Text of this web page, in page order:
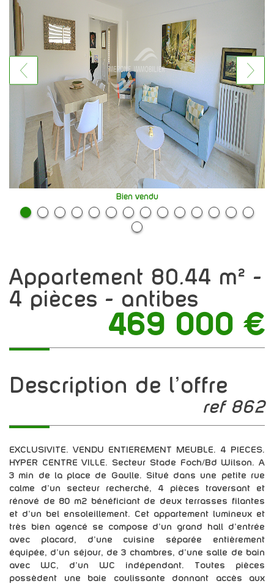
Bien vendu
appartement 80.44 m² -
4 pièces - antibes
469 000 €
description de l'offre
ref 862
EXCLUSIVITE. VENDU ENTIEREMENT MEUBLE. 4 PIECES.
HYPER CENTRE VILLE. Secteur Stade Foch/Bd Wilson. A
3 min de la place de Gaulle. Situé dans une petite rue
calme d'un secteur recherché, 4 pièces traversant et
rénové de 80 m2 bénéficiant de deux terrasses filantes
et d'un bel ensoleillement. Cet appartement lumineux et
très bien agencé se compose d'un grand hall d'entrée
avec placard, d'une cuisine séparée entièrement
équipée, d'un séjour, de 3 chambres, d'une salle de bain
avec WC, d'un WC indépendant. Toutes pièces
possèdent une baie coulissante donnant accès aux